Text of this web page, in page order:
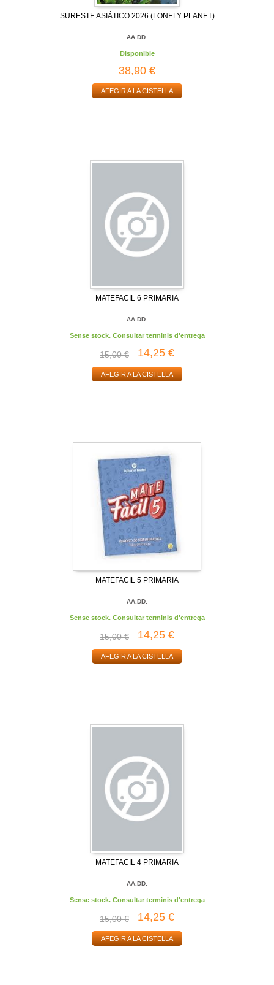
SURESTE ASIÁTICO 2026 (LONELY PLANET)
AA.DD.
Disponible
38,90 €
AFEGIR A LA CISTELLA
MATEFACIL 6 PRIMARIA
AA.DD.
Sense stock. Consultar terminis d'entrega
15,00 € 14,25 €
AFEGIR A LA CISTELLA
MATEFACIL 5 PRIMARIA
AA.DD.
Sense stock. Consultar terminis d'entrega
15,00 € 14,25 €
AFEGIR A LA CISTELLA
MATEFACIL 4 PRIMARIA
AA.DD.
Sense stock. Consultar terminis d'entrega
15,00 € 14,25 €
AFEGIR A LA CISTELLA